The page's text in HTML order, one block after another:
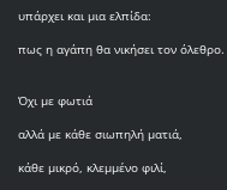
υπάρχει και μια ελπίδα:
πως η αγάπη θα νικήσει τον όλεθρο.
Όχι με φωτιά
αλλά με κάθε σιωπηλή ματιά,
κάθε μικρό, κλεμμένο φιλί,